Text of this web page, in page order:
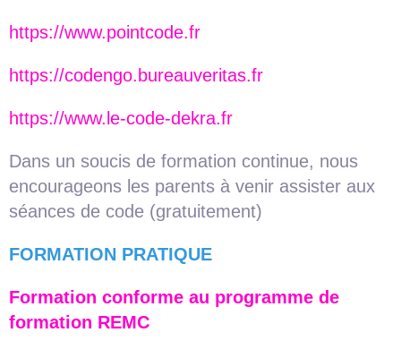
https://www.pointcode.fr
https://codengo.bureauveritas.fr
https://www.le-code-dekra.fr
Dans un soucis de formation continue, nous
encourageons les parents à venir assister aux
séances de code (gratuitement)
FORMATION PRATIQUE
Formation conforme au programme de
formation REMC